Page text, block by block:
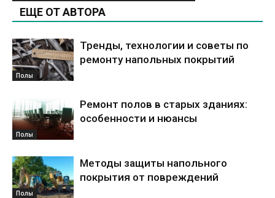
ЕЩЕ ОТ АВТОРА
Полы
Тренды, технологии и советы по
ремонту напольных покрытий
Полы
Ремонт полов в старых зданиях:
особенности и нюансы
Полы
Методы защиты напольного
покрытия от повреждений